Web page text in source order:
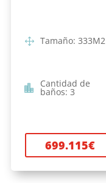
Tamaño: 333M2
Cantidad de
baños: 3
699.115€